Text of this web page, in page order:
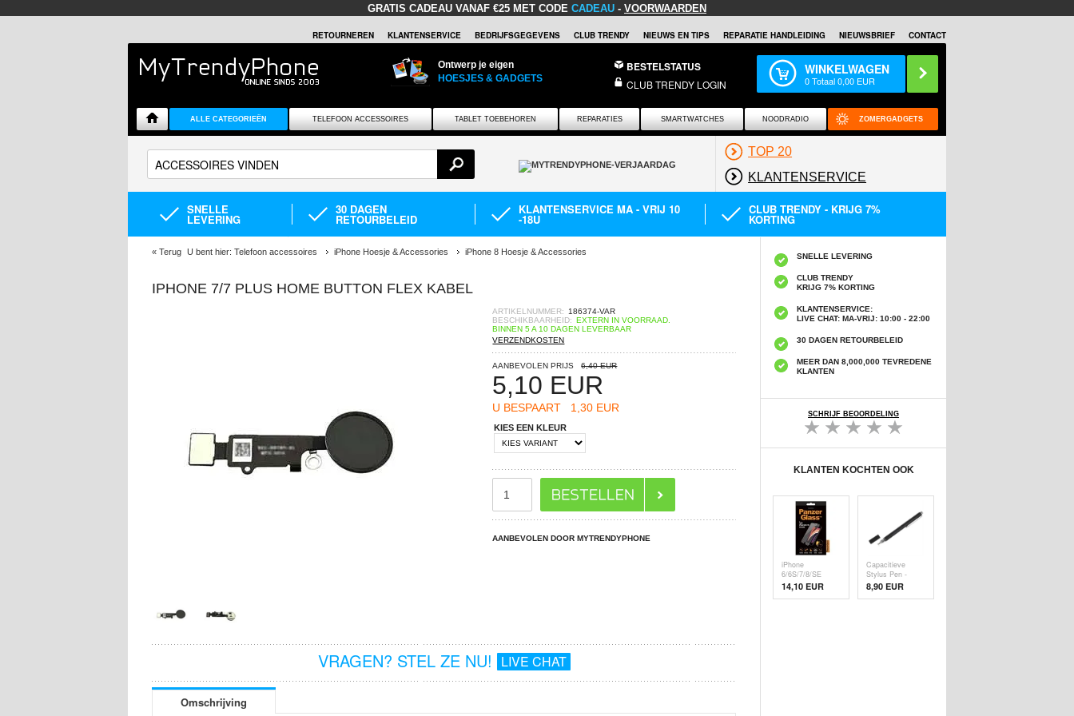
GRATIS CADEAU VANAF €25 MET CODE CADEAU - VOORWAARDEN
RETOURNEREN KLANTENSERVICE BEDRIJFSGEGEVENS CLUB TRENDY NIEUWS EN TIPS REPARATIE HANDLEIDING NIEUWSBRIEF CONTACT
Ontwerp je eigen
HOESJES & GADGETS
BESTELSTATUS
CLUB TRENDY LOGIN
WINKELWAGEN
0Totaal0,00 EUR
ALLE CATEGORIEËN TELEFOON ACCESSOIRES TABLET TOEBEHOREN REPARATIES SMARTWATCHES NOODRADIO ZOMERGADGETS
TOP 20
KLANTENSERVICE
SNELLE
LEVERING
30 DAGEN
RETOURBELEID
KLANTENSERVICE MA - VRIJ 10
-18U
CLUB TRENDY - KRIJG 7%
KORTING
« Terug U bent hier: Telefoon accessoires iPhone Hoesje & Accessories iPhone 8 Hoesje & Accessories
IPHONE 7/7 PLUS HOME BUTTON FLEX KABEL
ARTIKELNUMMER:
186374-VAR
BESCHIKBAARHEID: EXTERN IN VOORRAAD.
BINNEN 5 A 10 DAGEN LEVERBAAR
VERZENDKOSTEN
AANBEVOLEN PRIJS 6,40 EUR
5,10 EUR
U BESPAART 1,30 EUR
KIES EEN KLEUR
AANBEVOLEN DOOR MYTRENDYPHONE
VRAGEN? STEL ZE NU! LIVE CHAT
Omschrijving
SNELLE LEVERING
CLUB TRENDY
KRIJG 7% KORTING
KLANTENSERVICE:
LIVE CHAT: MA-VRIJ: 10:00 - 22:00
30 DAGEN RETOURBELEID
MEER DAN 8,000,000 TEVREDENE
KLANTEN
SCHRIJF BEOORDELING
KLANTEN KOCHTEN OOK
iPhone
6/6S/7/8/SE
(2020)/SE (
14,10 EUR
Capacitieve
Stylus Pen -
Zwart
8,90 EUR